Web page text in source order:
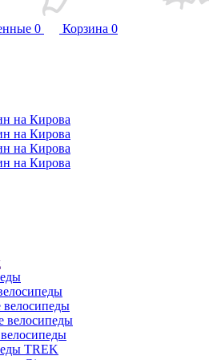
0 Корзина 0
на Кирова
на Кирова
на Кирова
на Кирова
велосипеды
TREK